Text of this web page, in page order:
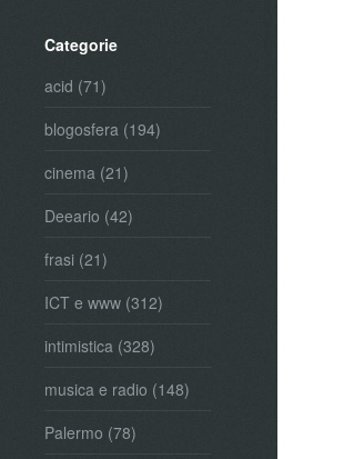
Categorie
acid (71)
blogosfera (194)
cinema (21)
Deeario (42)
frasi (21)
ICT e www (312)
intimistica (328)
musica e radio (148)
Palermo (78)